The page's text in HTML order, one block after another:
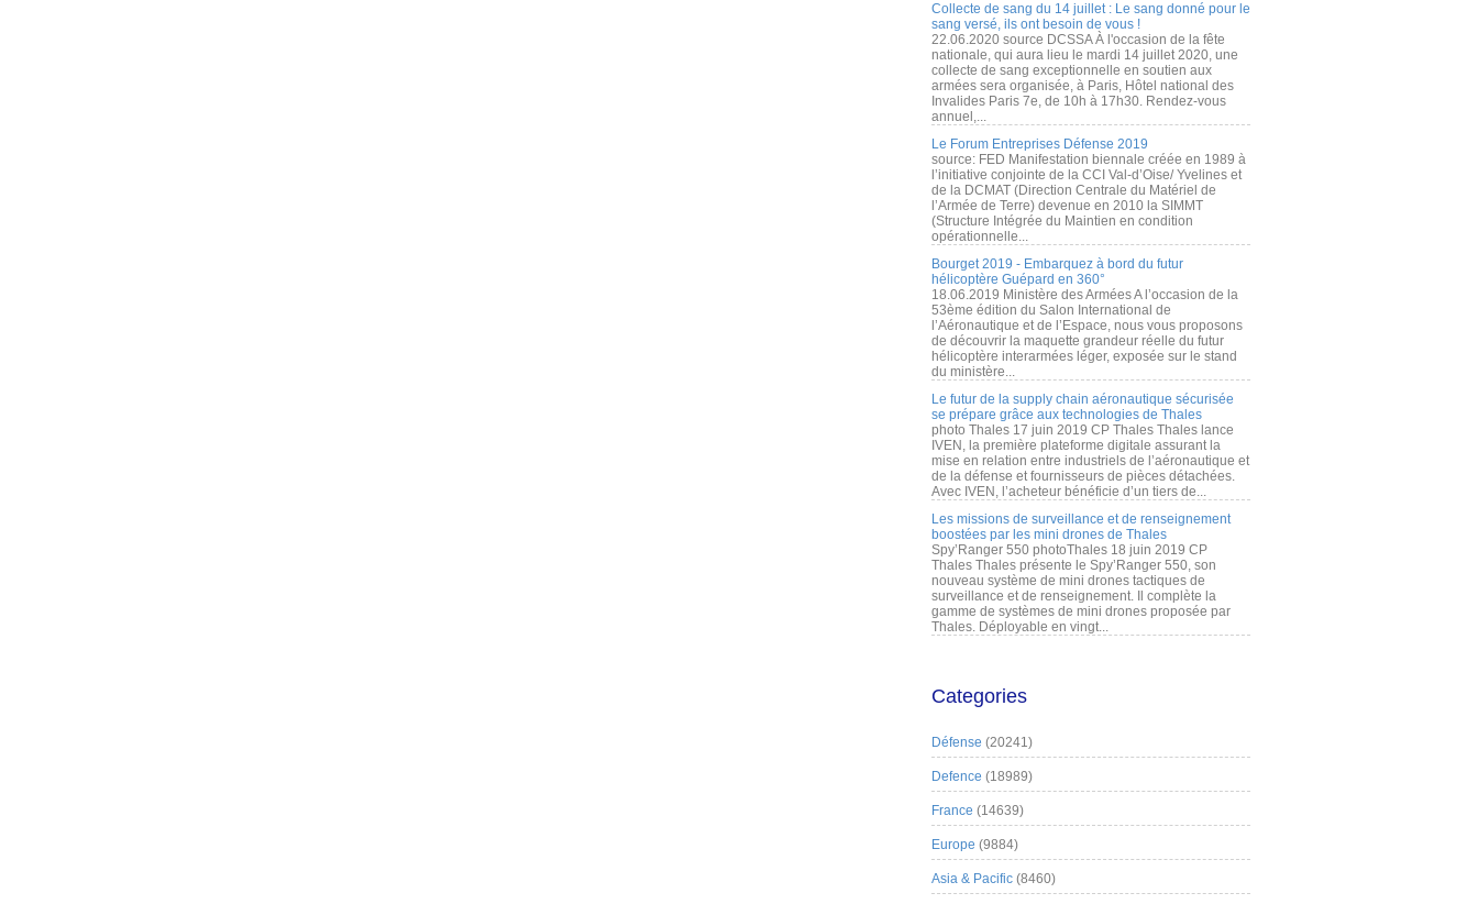
Collecte de sang du 14 juillet : Le sang donné pour le
sang versé, ils ont besoin de vous !
22.06.2020 source DCSSA À l'occasion de la fête
nationale, qui aura lieu le mardi 14 juillet 2020, une
collecte de sang exceptionnelle en soutien aux
armées sera organisée, à Paris, Hôtel national des
Invalides Paris 7e, de 10h à 17h30. Rendez-vous
annuel,...
Le Forum Entreprises Défense 2019
source: FED Manifestation biennale créée en 1989 à
l’initiative conjointe de la CCI Val-d’Oise/ Yvelines et
de la DCMAT (Direction Centrale du Matériel de
l’Armée de Terre) devenue en 2010 la SIMMT
(Structure Intégrée du Maintien en condition
opérationnelle...
Bourget 2019 - Embarquez à bord du futur
hélicoptère Guépard en 360°
18.06.2019 Ministère des Armées A l’occasion de la
53ème édition du Salon International de
l’Aéronautique et de l’Espace, nous vous proposons
de découvrir la maquette grandeur réelle du futur
hélicoptère interarmées léger, exposée sur le stand
du ministère...
Le futur de la supply chain aéronautique sécurisée
se prépare grâce aux technologies de Thales
photo Thales 17 juin 2019 CP Thales Thales lance
IVEN, la première plateforme digitale assurant la
mise en relation entre industriels de l’aéronautique et
de la défense et fournisseurs de pièces détachées.
Avec IVEN, l’acheteur bénéficie d’un tiers de...
Les missions de surveillance et de renseignement
boostées par les mini drones de Thales
Spy’Ranger 550 photoThales 18 juin 2019 CP
Thales Thales présente le Spy’Ranger 550, son
nouveau système de mini drones tactiques de
surveillance et de renseignement. Il complète la
gamme de systèmes de mini drones proposée par
Thales. Déployable en vingt...
Categories
Défense (20241)
Defence (18989)
France (14639)
Europe (9884)
Asia & Pacific (8460)